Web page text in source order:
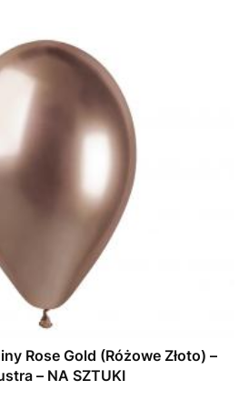
Rose Gold (Różowe Złoto) –
– NA SZTUKI